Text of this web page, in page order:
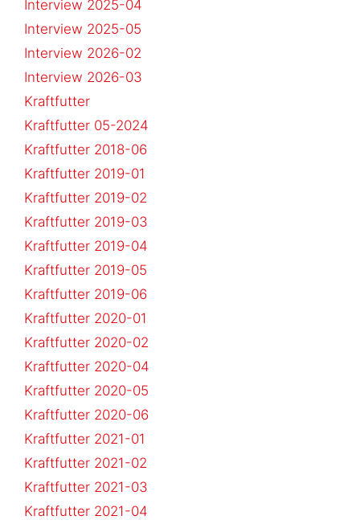
Interview 2025-04
Interview 2025-05
Interview 2026-02
Interview 2026-03
Kraftfutter
Kraftfutter 05-2024
Kraftfutter 2018-06
Kraftfutter 2019-01
Kraftfutter 2019-02
Kraftfutter 2019-03
Kraftfutter 2019-04
Kraftfutter 2019-05
Kraftfutter 2019-06
Kraftfutter 2020-01
Kraftfutter 2020-02
Kraftfutter 2020-04
Kraftfutter 2020-05
Kraftfutter 2020-06
Kraftfutter 2021-01
Kraftfutter 2021-02
Kraftfutter 2021-03
Kraftfutter 2021-04